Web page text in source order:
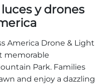
y drones
America Drone & Light
memorable
Park. Families
and enjoy a dazzling